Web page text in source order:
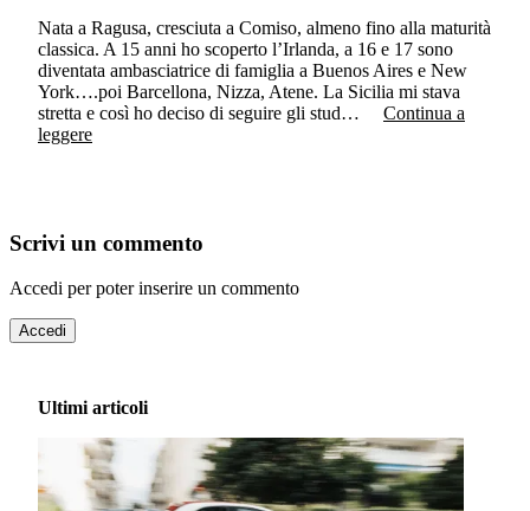
Nata a Ragusa, cresciuta a Comiso, almeno fino alla maturità
classica. A 15 anni ho scoperto l’Irlanda, a 16 e 17 sono
diventata ambasciatrice di famiglia a Buenos Aires e New
York….poi Barcellona, Nizza, Atene. La Sicilia mi stava
stretta e così ho deciso di seguire gli stud…
Continua a
leggere
Scrivi un commento
Accedi per poter inserire un commento
Accedi
Ultimi articoli